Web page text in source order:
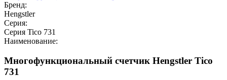
Бренд:
Hengstler
Серия:
Серия Tico 731
Наименование:
Многофункциональный счетчик Hengstler Tico
731